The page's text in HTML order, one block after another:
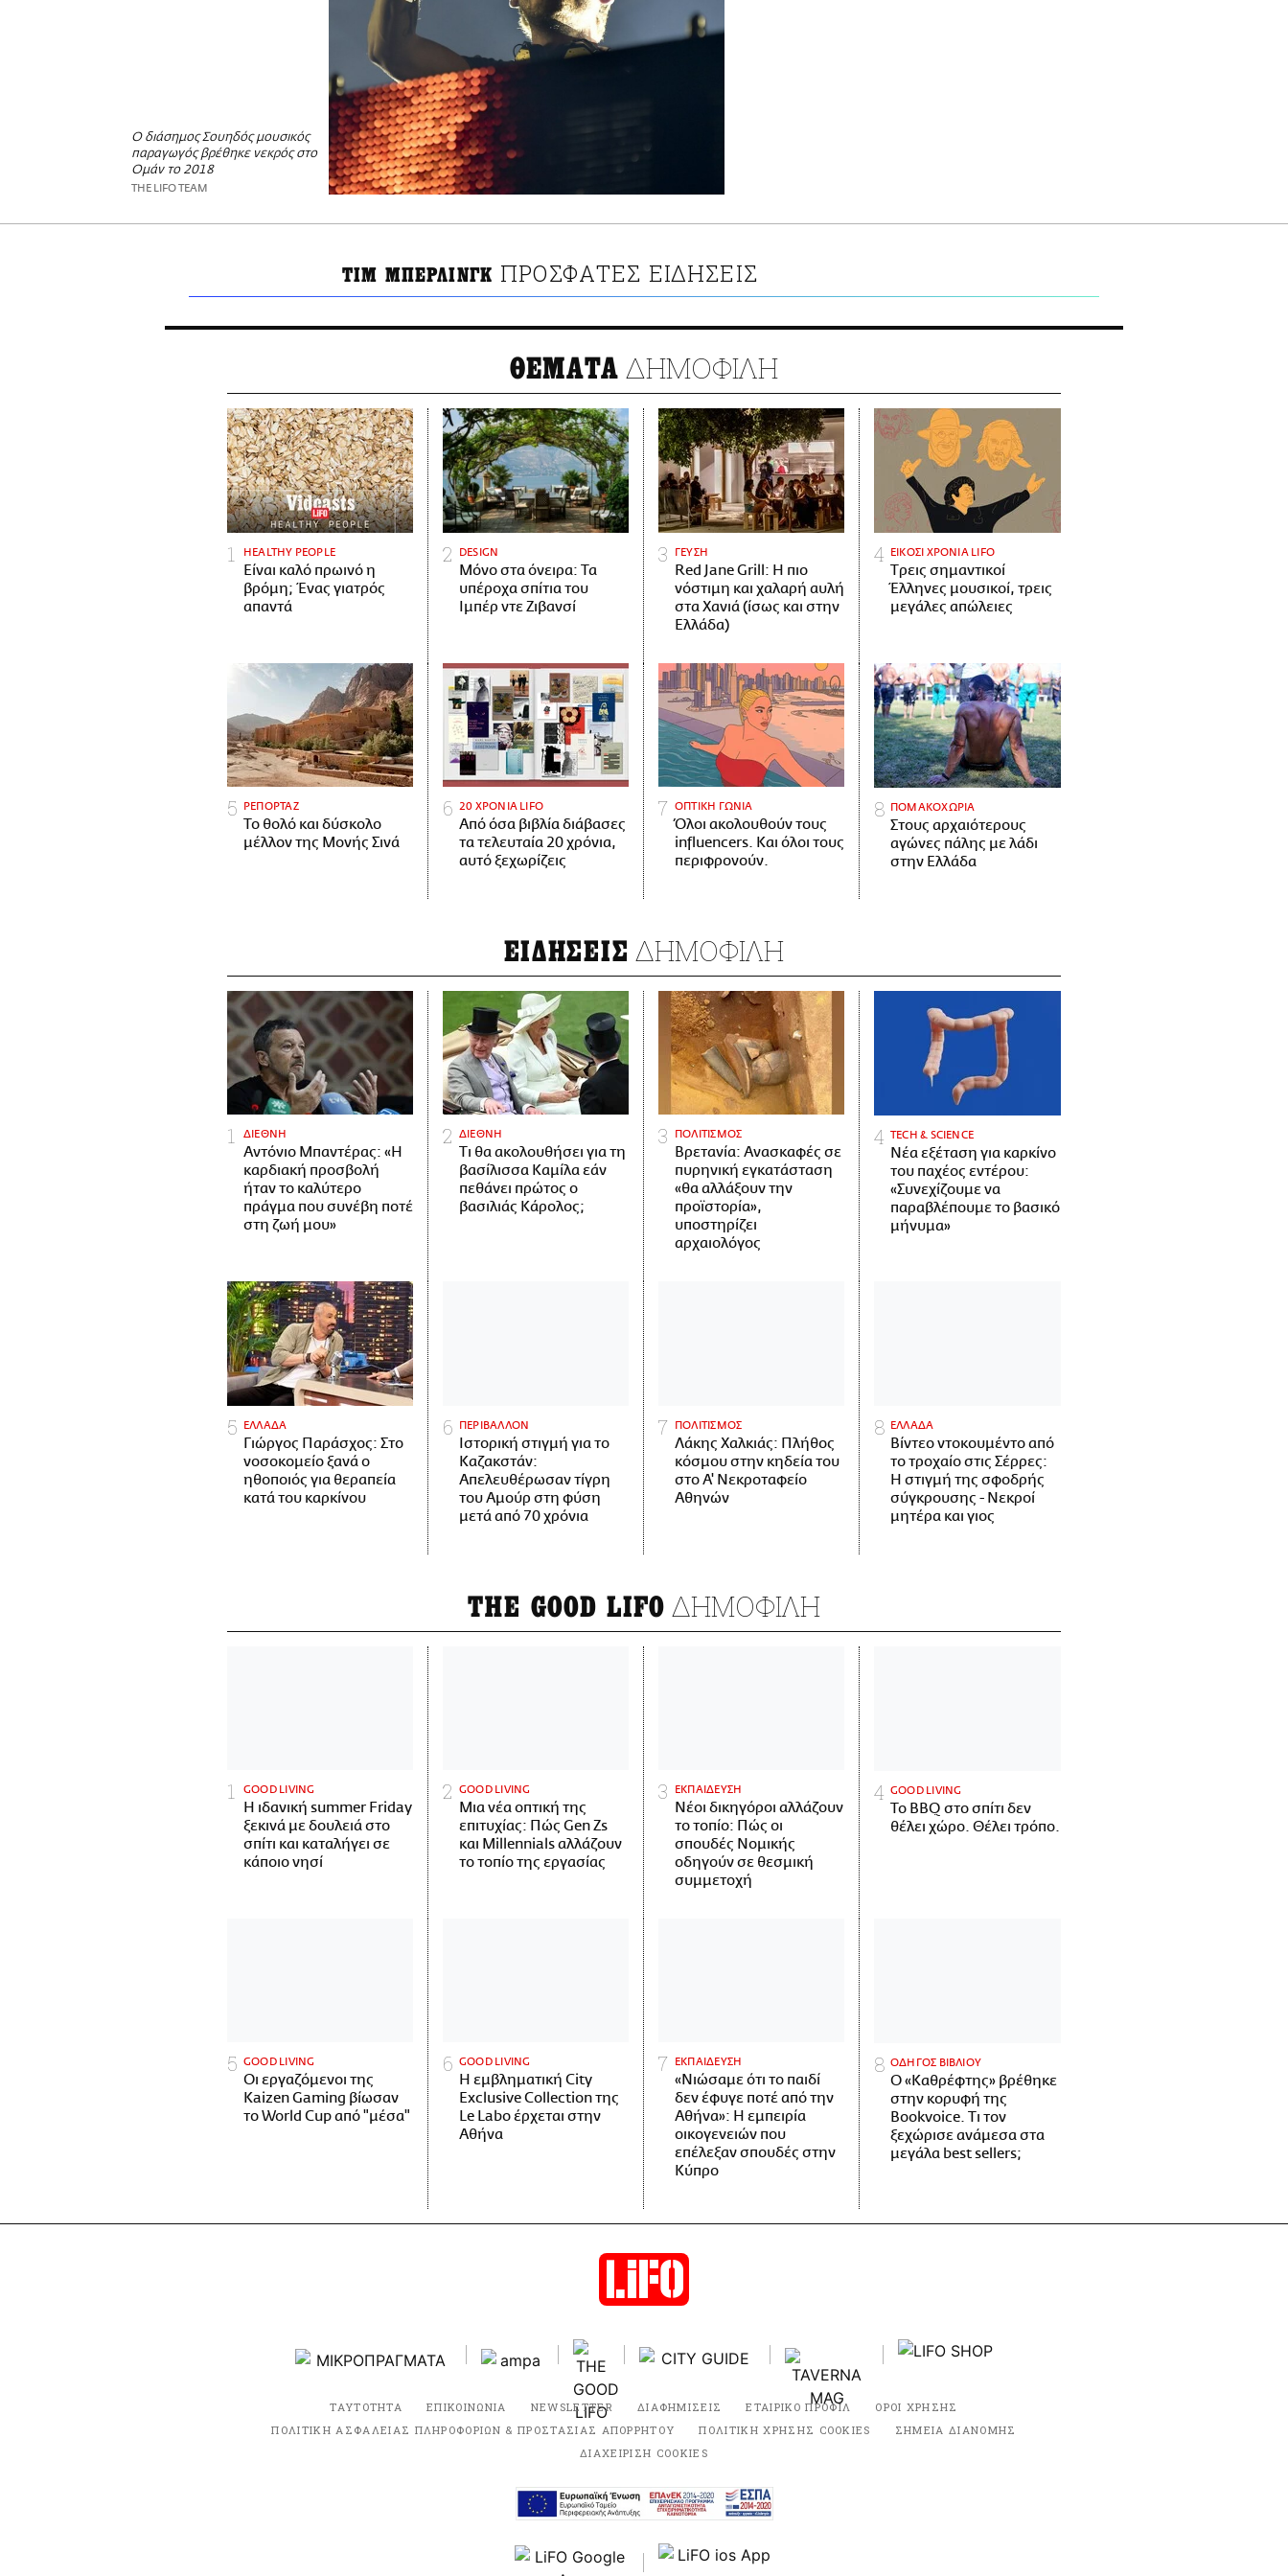
Ο διάσημος Σουηδός μουσικός
παραγωγός βρέθηκε νεκρός στο
Ομάν το 2018
THE LIFO TEAM
ΤΙΜ ΜΠΕΡΛΙΝΓΚ ΠΡΟΣΦΑΤΕΣ ΕΙΔΗΣΕΙΣ
ΘΕΜΑΤΑ ΔΗΜΟΦΙΛΗ
HEALTHY PEOPLE
Είναι καλό πρωινό η
βρόμη; Ένας γιατρός
απαντά
DESIGN
Μόνο στα όνειρα: Τα
υπέροχα σπίτια του
Ιμπέρ ντε Ζιβανσί
ΓΕΥΣΗ
Red Jane Grill: Η πιο
νόστιμη και χαλαρή αυλή
στα Χανιά (ίσως και στην
Ελλάδα)
ΕΙΚΟΣΙ ΧΡΟΝΙΑ LIFO
Tρεις σημαντικοί
Έλληνες μουσικοί, τρεις
μεγάλες απώλειες
ΡΕΠΟΡΤΑΖ
Το θολό και δύσκολο
μέλλον της Μονής Σινά
20 ΧΡΟΝΙΑ LIFO
Από όσα βιβλία διάβασες
τα τελευταία 20 χρόνια,
αυτό ξεχωρίζεις
ΟΠΤΙΚΗ ΓΩΝΙΑ
Όλοι ακολουθούν τους
influencers. Και όλοι τους
περιφρονούν.
ΠΟΜΑΚΟΧΩΡΙΑ
Στους αρχαιότερους
αγώνες πάλης με λάδι
στην Ελλάδα
ΕΙΔΗΣΕΙΣ ΔΗΜΟΦΙΛΗ
ΔΙΕΘΝΗ
Αντόνιο Μπαντέρας: «Η
καρδιακή προσβολή
ήταν το καλύτερο
πράγμα που συνέβη ποτέ
στη ζωή μου»
ΔΙΕΘΝΗ
Τι θα ακολουθήσει για τη
βασίλισσα Καμίλα εάν
πεθάνει πρώτος ο
βασιλιάς Κάρολος;
ΠΟΛΙΤΙΣΜΟΣ
Βρετανία: Ανασκαφές σε
πυρηνική εγκατάσταση
«θα αλλάξουν την
προϊστορία»,
υποστηρίζει
αρχαιολόγος
ΤECH & SCIENCE
Νέα εξέταση για καρκίνο
του παχέος εντέρου:
«Συνεχίζουμε να
παραβλέπουμε το βασικό
μήνυμα»
ΕΛΛΑΔΑ
Γιώργος Παράσχος: Στο
νοσοκομείο ξανά ο
ηθοποιός για θεραπεία
κατά του καρκίνου
ΠΕΡΙΒΑΛΛΟΝ
Ιστορική στιγμή για το
Καζακστάν:
Απελευθέρωσαν τίγρη
του Αμούρ στη φύση
μετά από 70 χρόνια
ΠΟΛΙΤΙΣΜΟΣ
Λάκης Χαλκιάς: Πλήθος
κόσμου στην κηδεία του
στο Α' Νεκροταφείο
Αθηνών
ΕΛΛΑΔΑ
Βίντεο ντοκουμέντο από
το τροχαίο στις Σέρρες:
Η στιγμή της σφοδρής
σύγκρουσης - Νεκροί
μητέρα και γιος
THE GOOD LIFO ΔΗΜΟΦΙΛΗ
GOOD LIVING
Η ιδανική summer Friday
ξεκινά με δουλειά στο
σπίτι και καταλήγει σε
κάποιο νησί
GOOD LIVING
Μια νέα οπτική της
επιτυχίας: Πώς Gen Zs
και Millennials αλλάζουν
το τοπίο της εργασίας
ΕΚΠΑΙΔΕΥΣΗ
Νέοι δικηγόροι αλλάζουν
το τοπίο: Πώς οι
σπουδές Νομικής
οδηγούν σε θεσμική
συμμετοχή
GOOD LIVING
Το BBQ στο σπίτι δεν
θέλει χώρο. Θέλει τρόπο.
GOOD LIVING
Οι εργαζόμενοι της
Kaizen Gaming βίωσαν
το World Cup από "μέσα"
GOOD LIVING
Η εμβληματική City
Exclusive Collection της
Le Labo έρχεται στην
Αθήνα
ΕΚΠΑΙΔΕΥΣΗ
«Νιώσαμε ότι το παιδί
δεν έφυγε ποτέ από την
Αθήνα»: Η εμπειρία
οικογενειών που
επέλεξαν σπουδές στην
Κύπρο
ΟΔΗΓΟΣ ΒΙΒΛΙΟΥ
Ο «Καθρέφτης» βρέθηκε
στην κορυφή της
Bookvoice. Τι τον
ξεχώρισε ανάμεσα στα
μεγάλα best sellers;
ΤΑΥΤΟΤΗΤΑ ΕΠΙΚΟΙΝΩΝΙΑ NEWSLETTER ΔΙΑΦΗΜΙΣΕΙΣ ΕΤΑΙΡΙΚΟ ΠΡΟΦΙΛ
ΟΡΟΙ ΧΡΗΣΗΣ
ΠΟΛΙΤΙΚΗ ΑΣΦΑΛΕΙΑΣ ΠΛΗΡΟΦΟΡΙΩΝ & ΠΡΟΣΤΑΣΙΑΣ ΑΠΟΡΡΗΤΟΥ
ΠΟΛΙΤΙΚΗ ΧΡΗΣΗΣ COOKIES
ΣΗΜΕΙΑ ΔΙΑΝΟΜΗΣ
ΔΙΑΧΕΙΡΙΣΗ COOKIES